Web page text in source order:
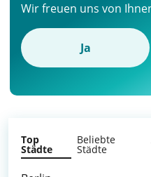
Wir freuen uns von
Ja
Top
Städte
Beliebte
Städte